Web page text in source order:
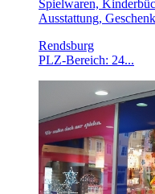
Spielwaren,
Ausstattung,
Rendsburg
PLZ-Bereich: 24...